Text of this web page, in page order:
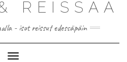
REISSAA
- isot reissut edessäpäin
Toggle